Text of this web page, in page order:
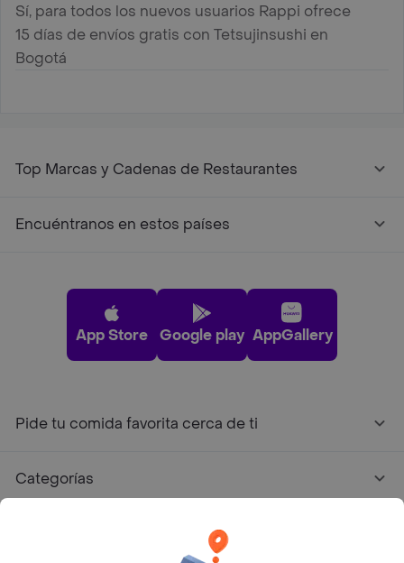
Sí, para todos los nuevos usuarios Rappi ofrece
15 días de envíos gratis con Tetsujinsushi en
Bogotá
Top Marcas y Cadenas de Restaurantes
Encuéntranos en estos países
App Store Google play AppGallery
Pide tu comida favorita cerca de ti
Categorías